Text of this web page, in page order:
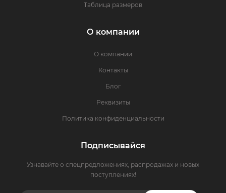
Таблица размеров
О компании
О компании
Контакты
Блог
Реквизиты
Политика конфиденциальности
Подписывайся
Узнавайте о спецпредложениях, распродажах и новых
поступлениях!